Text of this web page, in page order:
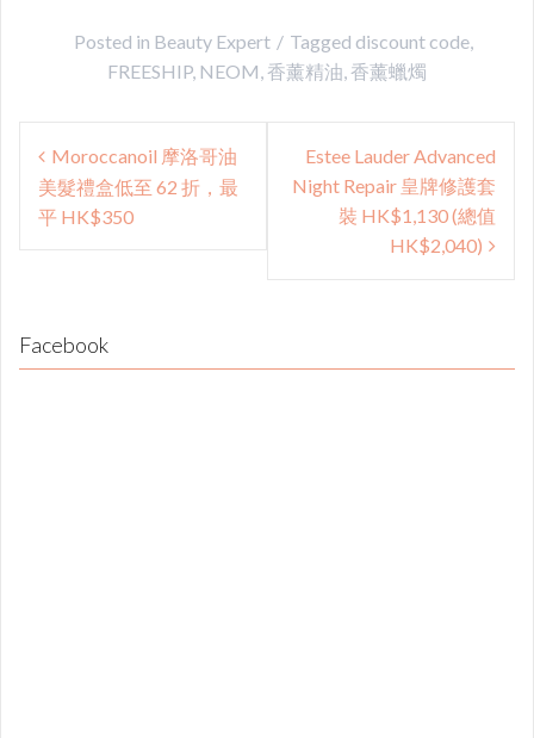
Posted in Beauty Expert Tagged discount code,
FREESHIP, NEOM,香薰精油,香薰蠟燭
Post
navigation
Moroccanoil 摩洛哥油
美髮禮盒低至 62 折，最
平 HK$350
Estee Lauder Advanced
Night Repair 皇牌修護套
裝 HK$1,130 (總值
HK$2,040)
Facebook